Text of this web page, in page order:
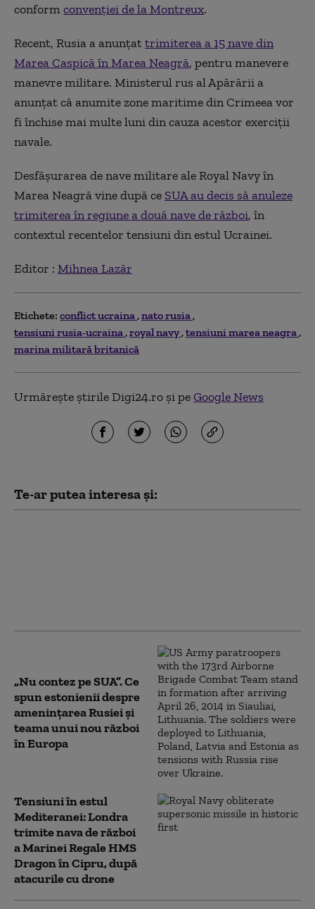
conformconvenţiei de la Montreux.
Recent, Rusia a anunţattrimiterea a 15 nave din
Marea Caspică în Marea Neagră, pentru manevere
manevre militare. Ministerul rus al Apărării a
anunţat că anumite zone maritime din Crimeea vor
fi închise mai multe luni din cauza acestor exerciţii
navale.
Desfăşurarea de nave militare ale Royal Navy în
Marea Neagră vine după ce SUA au decis să anuleze
trimiterea în regiune a două nave de război, în
contextul recentelor tensiuni din estul Ucrainei.
Editor : Mihnea Lazăr
Etichete: conflict ucraina nato rusia
tensiuni rusia-ucraina royal navy tensiuni marea neagra
marina militară britanică
Urmărește știrile Digi24.ro și peGoogle News
Te-ar putea interesa și:
„Nu contez pe SUA”. Ce
spun estonienii despre
amenințarea Rusiei și
teama unui nou război
în Europa
Tensiuni în estul
Mediteranei: Londra
trimite nava de război
a Marinei Regale HMS
Dragon în Cipru, după
atacurile cu drone